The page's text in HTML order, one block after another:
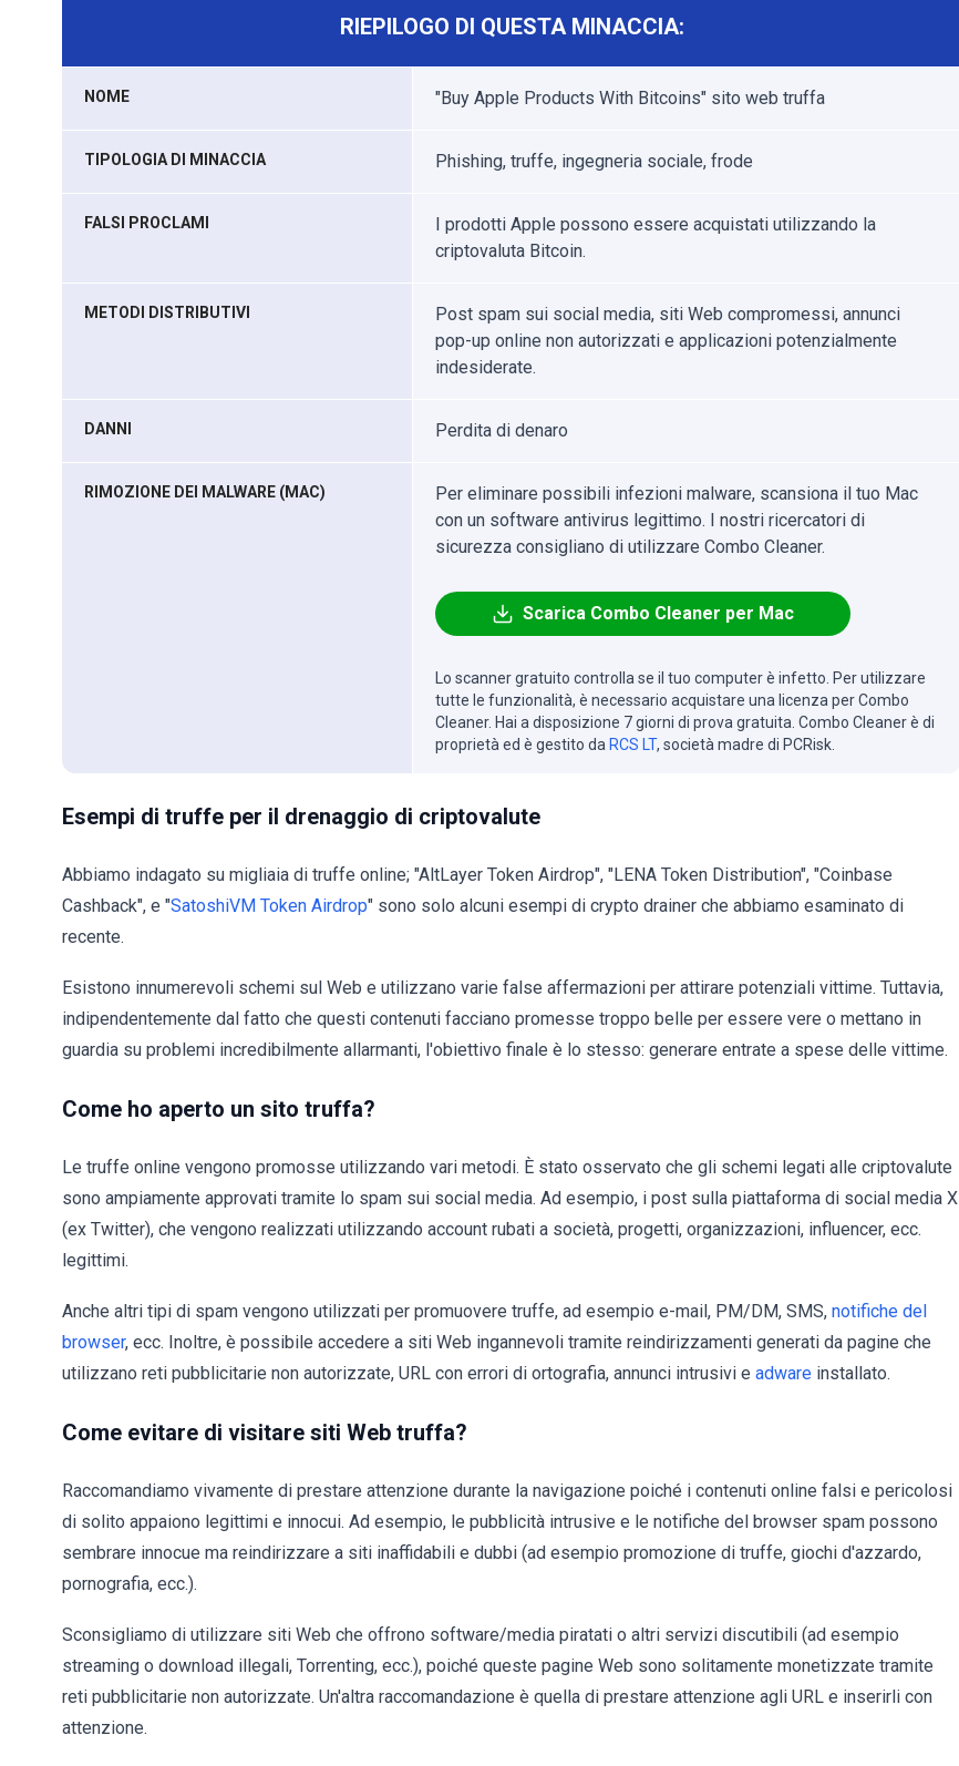
RIEPILOGO DI QUESTA MINACCIA:
NOME "Buy Apple Products With Bitcoins" sito web truffa
TIPOLOGIA DI MINACCIA Phishing, truffe, ingegneria sociale, frode
FALSI PROCLAMI
I prodotti Apple possono essere acquistati utilizzando la
criptovaluta Bitcoin.
METODI DISTRIBUTIVI
Post spam sui social media, siti Web compromessi, annunci
pop-up online non autorizzati e applicazioni potenzialmente
indesiderate.
DANNI Perdita di denaro
RIMOZIONE DEI MALWARE (MAC)
Per eliminare possibili infezioni malware, scansiona il tuo Mac
con un software antivirus legittimo. I nostri ricercatori di
sicurezza consigliano di utilizzare Combo Cleaner.
Scarica Combo Cleaner per Mac
Lo scanner gratuito controlla se il tuo computer è infetto. Per utilizzare
tutte le funzionalità, è necessario acquistare una licenza per Combo
Cleaner. Hai a disposizione 7 giorni di prova gratuita. Combo Cleaner è di
proprietà ed è gestito da RCS LT, società madre di PCRisk.
Esempi di truffe per il drenaggio di criptovalute
Abbiamo indagato su migliaia di truffe online; "AltLayer Token Airdrop", "LENA Token Distribution", "Coinbase
Cashback", e "SatoshiVM Token Airdrop" sono solo alcuni esempi di crypto drainer che abbiamo esaminato di
recente.
Esistono innumerevoli schemi sul Web e utilizzano varie false affermazioni per attirare potenziali vittime. Tuttavia,
indipendentemente dal fatto che questi contenuti facciano promesse troppo belle per essere vere o mettano in
guardia su problemi incredibilmente allarmanti, l'obiettivo finale è lo stesso: generare entrate a spese delle vittime.
Come ho aperto un sito truffa?
Le truffe online vengono promosse utilizzando vari metodi. È stato osservato che gli schemi legati alle criptovalute
sono ampiamente approvati tramite lo spam sui social media. Ad esempio, i post sulla piattaforma di social media X
(ex Twitter), che vengono realizzati utilizzando account rubati a società, progetti, organizzazioni, influencer, ecc.
legittimi.
Anche altri tipi di spam vengono utilizzati per promuovere truffe, ad esempio e-mail, PM/DM, SMS, notifiche del
browser, ecc. Inoltre, è possibile accedere a siti Web ingannevoli tramite reindirizzamenti generati da pagine che
utilizzano reti pubblicitarie non autorizzate, URL con errori di ortografia, annunci intrusivi e adware installato.
Come evitare di visitare siti Web truffa?
Raccomandiamo vivamente di prestare attenzione durante la navigazione poiché i contenuti online falsi e pericolosi
di solito appaiono legittimi e innocui. Ad esempio, le pubblicità intrusive e le notifiche del browser spam possono
sembrare innocue ma reindirizzare a siti inaffidabili e dubbi (ad esempio promozione di truffe, giochi d'azzardo,
pornografia, ecc.).
Sconsigliamo di utilizzare siti Web che offrono software/media piratati o altri servizi discutibili (ad esempio
streaming o download illegali, Torrenting, ecc.), poiché queste pagine Web sono solitamente monetizzate tramite
reti pubblicitarie non autorizzate. Un'altra raccomandazione è quella di prestare attenzione agli URL e inserirli con
attenzione.